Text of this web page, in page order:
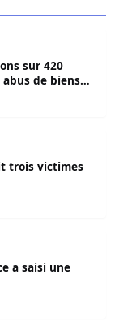
sur 420
de biens
trois victimes
a saisi une